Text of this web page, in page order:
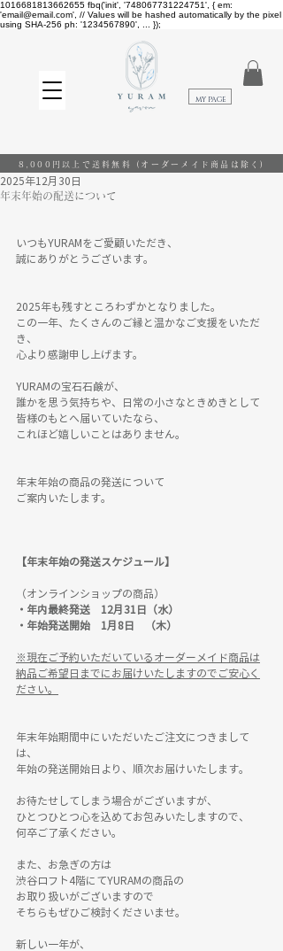
1016681813662655 fbq('init', '748067731224751', { em:
'email@email.com', // Values will be hashed automatically by the pixel
using SHA-256 ph: '1234567890', ... });
​MY PAGE
8,000円以上で送料無料 (オーダーメイド商品は除く)
年末年始の配送について
2025年12月30日
いつもYURAMをご愛顧いただき、
誠にありがとうございます。
2025年も残すところわずかとなりました。
この一年、たくさんのご縁と温かなご支援をいただ
き、
心より感謝申し上げます。
YURAMの宝石石鹸が、
誰かを思う気持ちや、日常の小さなときめきとして
皆様のもとへ届いていたなら、
これほど嬉しいことはありません。
年末年始の商品の発送について
ご案内いたします。
【年末年始の発送スケジュール】
（オンラインショップの商品）
・年内最終発送　12月31日（水）
・年始発送開始　1月8日　（木）
※現在ご予約いただいているオーダーメイド商品は
納品ご希望日までにお届けいたしますのでご安心く
ださい。
年末年始期間中にいただいたご注文につきまして
は、
年始の発送開始日より、順次お届けいたします。
お待たせしてしまう場合がございますが、
ひとつひとつ心を込めてお包みいたしますので、
何卒ご了承ください。
また、お急ぎの方は
渋谷ロフト4階にてYURAMの商品の
お取り扱いがございますので
そちらもぜひご検討くださいませ。
新しい一年が、